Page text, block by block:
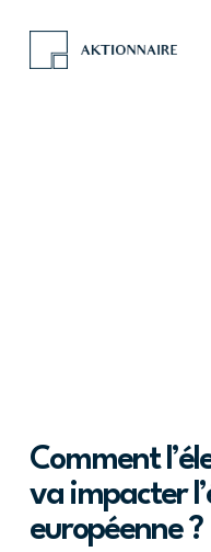
Comment
va impacter
européenne ?